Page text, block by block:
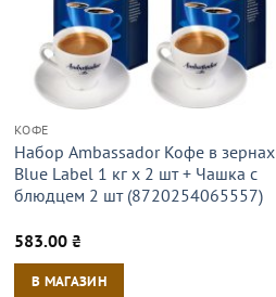
КОФЕ
Набор Ambassador Кофе в зернах
Blue Label 1 кг х 2 шт + Чашка с
блюдцем 2 шт (8720254065557)
583.00 ₴
В МАГАЗИН